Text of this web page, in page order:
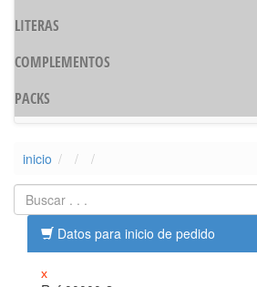
LITERAS
COMPLEMENTOS
PACKS
inicio
Datos para inicio de pedido
x